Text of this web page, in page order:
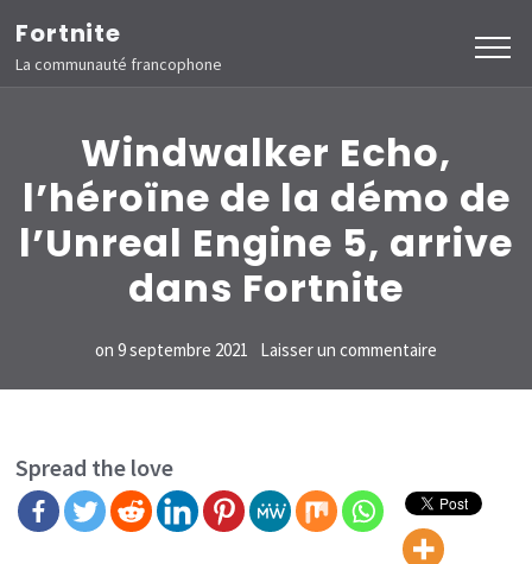
Aller
au
contenu
Fortnite
La communauté francophone
Windwalker Echo,
l’héroïne de la démo de
l’Unreal Engine 5, arrive
dans Fortnite
on 9 septembre 2021 Laisser un commentaire
Windwalker
de
la
Spread the love